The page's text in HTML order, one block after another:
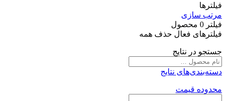
فیلترها
مرتب سازی
فیلتر 0 محصول
فیلترهای فعال حذف همه
جستجو در نتایج
دسته‌بندی‌های نتایج
محدوده قیمت